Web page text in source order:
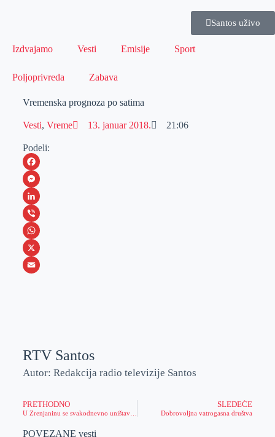
Santos uživo
Izdvajamo Vesti Emisije Sport
Poljoprivreda Zabava
Vremenska prognoza po satima
Vesti, Vreme 13. januar 2018. 21:06
Podeli:
F
a
c
e
b
o
M
e
s
s
e
L
i
n
k
V
i
b
W
h
p
p
X
lRTV Santos
Autor: Redakcija radio televizije Santos
PRETHODNO
U Zrenjaninu se svakodnevno uništava saobraćajna signalizacija
SLEDEĆE
Dobrovoljna vatrogasna društva
POVEZANE vesti